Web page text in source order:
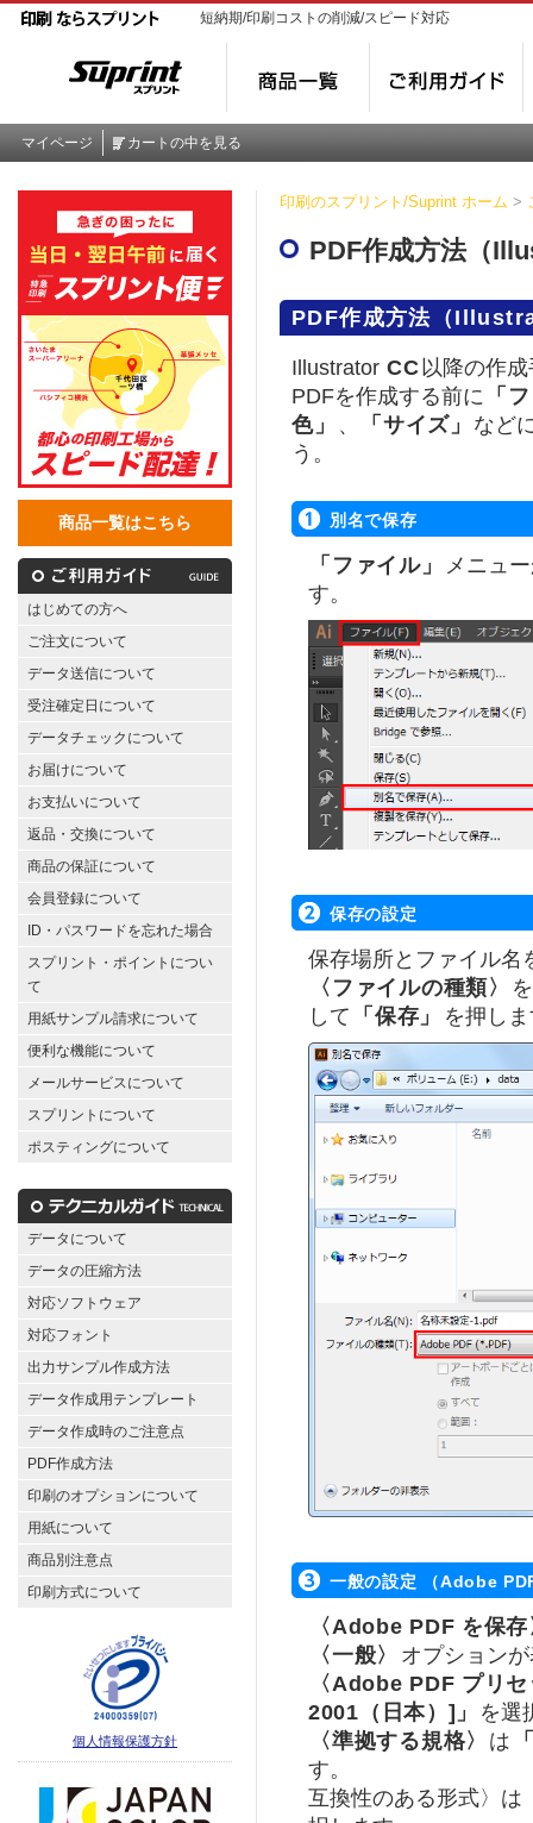
短納期/印刷コストの削減/スピード対応
マイページ カートの中を見る
商品一覧はこちら
はじめての方へ
ご注文について
データ送信について
受注確定日について
データチェックについて
お届けについて
お支払いについて
返品・交換について
商品の保証について
会員登録について
ID・パスワードを忘れた場合
スプリント・ポイントについ
て
用紙サンプル請求について
便利な機能について
メールサービスについて
スプリントについて
ポスティングについて
データについて
データの圧縮方法
対応ソフトウェア
対応フォント
出力サンプル作成方法
データ作成用テンプレート
データ作成時のご注意点
PDF作成方法
印刷のオプションについて
用紙について
商品別注意点
印刷方式について
個人情報保護方針
印刷のスプリント/Suprint ホーム >
PDF作成方法（
PDF作成方法（
Illustrator CC 以降の作
PDFを作成する前に 「
色」
、 「サイズ」
など
う。
別名で保存
「ファイル」
メニュ
す。
保存の設定
保存場所とファイル名
〈ファイルの種類〉
を
して
「保存」 を押し
一般の設定 （Adobe
〈Adobe PDF を保存
〈一般〉
オプション
〈Adobe PDF プリ
2001（日本）]」
を選
〈準拠する規格〉 は
す。
互換性のある形式〉は